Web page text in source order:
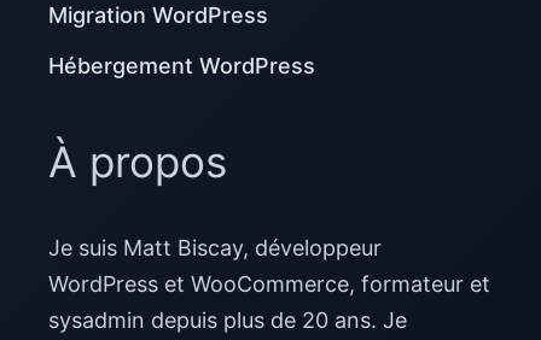
Migration WordPress
Hébergement WordPress
À propos
Je suis Matt Biscay, développeur
WordPress et WooCommerce, formateur et
sysadmin depuis plus de 20 ans. Je